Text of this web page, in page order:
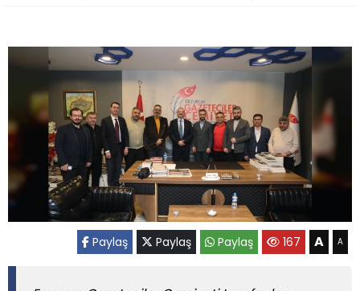
Paylaş Paylaş Paylaş 167 A A